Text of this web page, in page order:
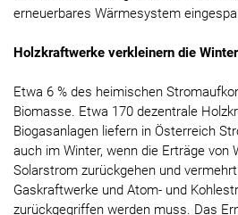
erneuerbares Wärmesystem
Holzkraftwerke verkleinern die
Etwa 6 % des heimischen
Biomasse. Etwa 170 dezentrale
Biogasanlagen liefern in Österreich
auch im Winter, wenn die Erträge von
Solarstrom zurückgehen und
Gaskraftwerke und Atom- und
zurückgegriffen werden muss. Das